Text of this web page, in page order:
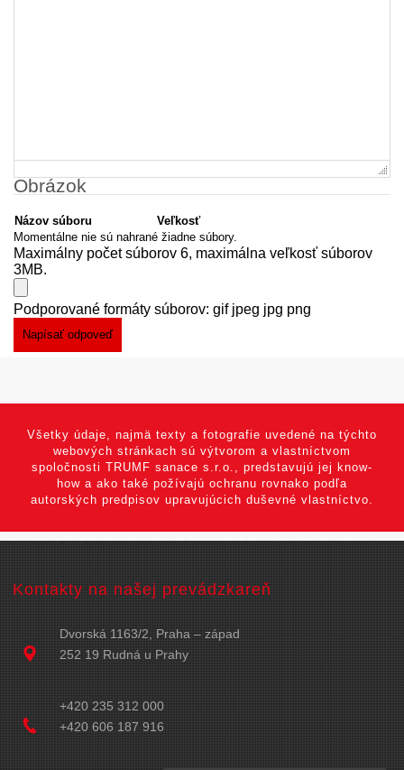
Obrázok
Názov súboru
Veľkosť
Momentálne nie sú nahrané žiadne súbory.
Maximálny počet súborov 6, maximálna veľkosť súborov
3MB.
Podporované formáty súborov: gif jpeg jpg png
Všetky údaje, najmä texty a fotografie uvedené na týchto
webových stránkach sú výtvorom a vlastníctvom
spoločnosti TRUMF sanace s.r.o., predstavujú jej know-
how a ako také požívajú ochranu rovnako podľa
autorských predpisov upravujúcich duševné vlastníctvo.
Kontakty na našej prevádzkareň
Dvorská 1163/2, Praha – západ
252 19 Rudná u Prahy
+420 235 312 000
+420 606 187 916